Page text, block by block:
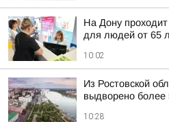
На Дону
для людей от 65
10:02
Из Ростовской
выдворено более
10:28